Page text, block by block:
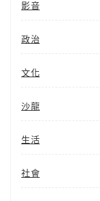
影音
政治
文化
沙龍
生活
社會